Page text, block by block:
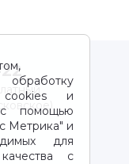
cookies и
с помощью
Метрика" и
для
с